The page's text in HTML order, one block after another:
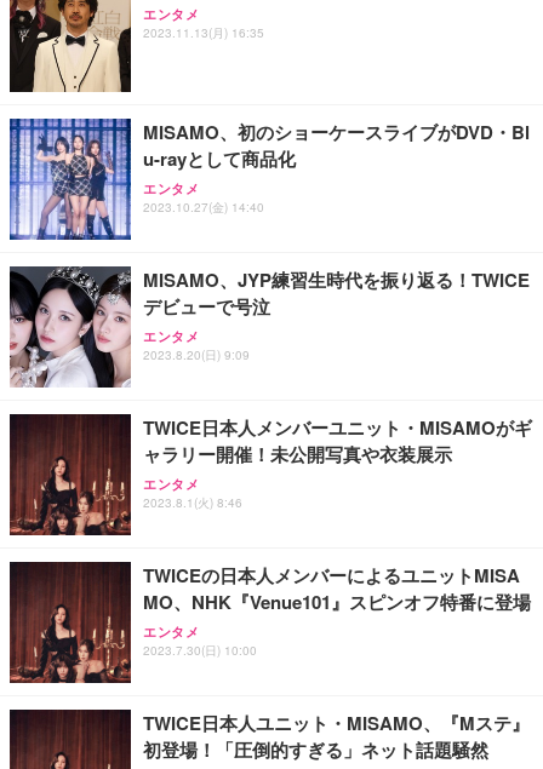
エンタメ
2023.11.13(月) 16:35
MISAMO、初のショーケースライブがDVD・Bl
u-rayとして商品化
エンタメ
2023.10.27(金) 14:40
MISAMO、JYP練習生時代を振り返る！TWICE
デビューで号泣
エンタメ
2023.8.20(日) 9:09
TWICE日本人メンバーユニット・MISAMOがギ
ャラリー開催！未公開写真や衣装展示
エンタメ
2023.8.1(火) 8:46
TWICEの日本人メンバーによるユニットMISA
MO、NHK『Venue101』スピンオフ特番に登場
エンタメ
2023.7.30(日) 10:00
TWICE日本人ユニット・MISAMO、『Mステ』
初登場！「圧倒的すぎる」ネット話題騒然